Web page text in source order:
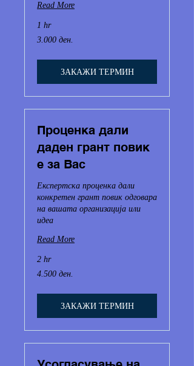
Read More
1 hr
3.000
Македонски
3.000 ден.
ЗАКАЖИ ТЕРМИН
Проценка дали
даден грант повик
е за Вас
Експертска проценка дали
конкретен грант повик одговара
на вашата организација или
идеа
Read More
2 hr
4.500
Македонски
4.500 ден.
ЗАКАЖИ ТЕРМИН